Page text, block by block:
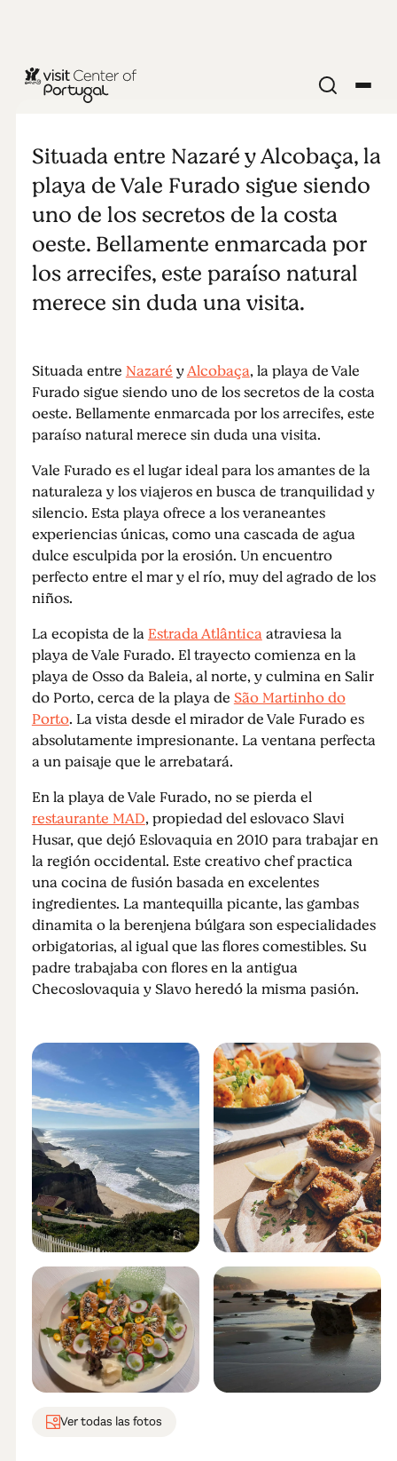
PLAYAS Y SURF
Vale Furado
Situada entre Nazaré y Alcobaça, la
playa de Vale Furado sigue siendo
uno de los secretos de la costa
oeste. Bellamente enmarcada por
los arrecifes, este paraíso natural
merece sin duda una visita.
Situada entreNazaréyAlcobaça, la playa de Vale
Furado sigue siendo uno de los secretos de la costa
oeste. Bellamente enmarcada por los arrecifes, este
paraíso natural merece sin duda una visita.
Vale Furado es el lugar ideal para los amantes de la
naturaleza y los viajeros en busca de tranquilidad y
silencio. Esta playa ofrece a los veraneantes
experiencias únicas, como una cascada de agua
dulce esculpida por la erosión. Un encuentro
perfecto entre el mar y el río, muy del agrado de los
niños.
La ecopista de laEstrada Atlânticaatraviesa la
playa de Vale Furado. El trayecto comienza en la
playa de Osso da Baleia, al norte, y culmina en Salir
do Porto, cerca de la playa deSão Martinho do
Porto. La vista desde el mirador de Vale Furado es
absolutamente impresionante. La ventana perfecta
a un paisaje que le arrebatará.
En la playa de Vale Furado, no se pierda el
restaurante MAD, propiedad del eslovaco Slavi
Husar, que dejó Eslovaquia en 2010 para trabajar en
la región occidental. Este creativo chef practica
una cocina de fusión basada en excelentes
ingredientes. La mantequilla picante, las gambas
dinamita o la berenjena búlgara son especialidades
orbigatorias, al igual que las flores comestibles. Su
padre trabajaba con flores en la antigua
Checoslovaquia y Slavo heredó la misma pasión.
Ver todas las fotos